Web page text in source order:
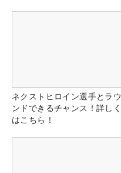
ネクストヒロイン選手とラウ
ンドできるチャンス！詳しく
はこちら！